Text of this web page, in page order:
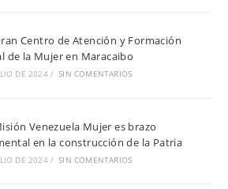
Centro de Atención y Formación
de la Mujer en Maracaibo
DE 2024 / SIN COMENTARIOS
Venezuela Mujer es brazo
en la construcción de la Patria
DE 2024 / SIN COMENTARIOS